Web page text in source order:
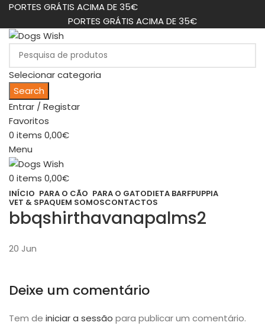
PORTES GRÁTIS ACIMA DE 35€
PORTES GRÁTIS ACIMA DE 35€
Selecionar categoria
Search
Entrar / Registar
Favoritos
0 items 0,00€
Menu
0 items 0,00€
INÍCIO PARA O CÃO PARA O GATODIETA BARFPUPPIA
VET & SPAQUEM SOMOSCONTACTOS
bbqshirthavanapalms2
20 Jun
Deixe um comentário
Tem de iniciar a sessão para publicar um comentário.